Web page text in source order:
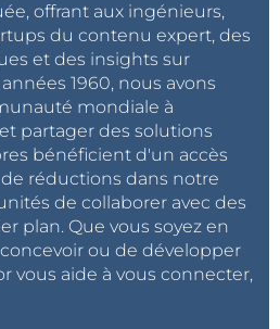
offrant aux ingénieurs,
du contenu expert, des
et des insights sur
1960, nous avons
mondiale à
partager des solutions
bénéficient d'un accès
réductions dans notre
de collaborer avec des
plan. Que vous soyez en
ou de développer
vous aide à vous connecter,